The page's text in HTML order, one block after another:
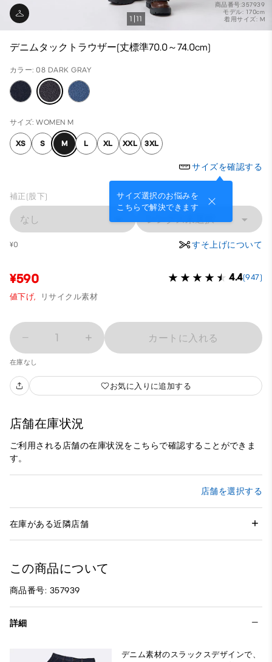
商品番号:357939
モデル: 170cm
着用サイズ: M
1 11
デニムタックトラウザー(丈標準70.0～74.0cm)
カラー: 08 DARK GRAY
サイズ: WOMEN M
XS S M L XL XXL 3XL
サイズを確認する
サイズ選択のお悩みを
こちらで解決できます
補正(股下)
なし レングス未選択
¥0 すそ上げについて
¥590 4.4(947)
値下げ, リサイクル素材
1 カートに入れる
在庫なし
お気に入りに追加する
店舗在庫状況
ご利用される店舗の在庫状況をこちらで確認することができま
す。
店舗を選択する
在庫がある近隣店舗
この商品について
商品番号: 357939
詳細
デニム素材のスラックスデザインで、